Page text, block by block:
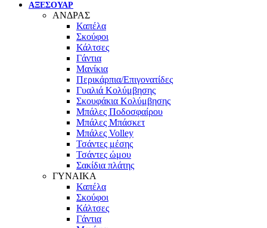
ΑΞΕΣΟΥΑΡ
ΑΝΔΡΑΣ
Καπέλα
Σκούφοι
Κάλτσες
Γάντια
Μανίκια
Περικάρπια/Επιγονατίδες
Γυαλιά Κολύμβησης
Σκουφάκια Κολύμβησης
Μπάλες Ποδοσφαίρου
Μπάλες Μπάσκετ
Μπάλες Volley
Τσάντες μέσης
Τσάντες ώμου
Σακίδια πλάτης
ΓΥΝΑΙΚΑ
Καπέλα
Σκούφοι
Κάλτσες
Γάντια